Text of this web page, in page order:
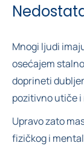
Mnogi ljudi
osećajem
doprineti
pozitivno utiče
Upravo zato
fizičkog i